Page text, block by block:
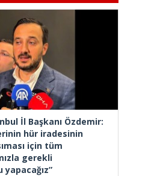
İl Başkanı Özdemir:
hür iradesinin
için tüm
gerekli